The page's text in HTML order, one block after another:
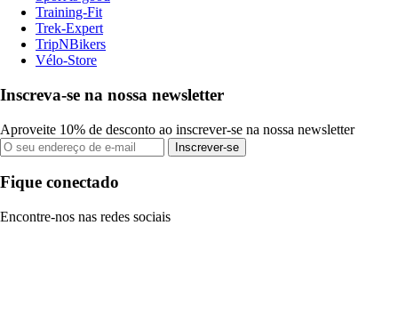
Training-Fit
Trek-Expert
TripNBikers
Vélo-Store
Inscreva-se na nossa newsletter
Aproveite 10% de desconto ao inscrever-se na nossa newsletter
Inscrever-se
Fique conectado
Encontre-nos nas redes sociais